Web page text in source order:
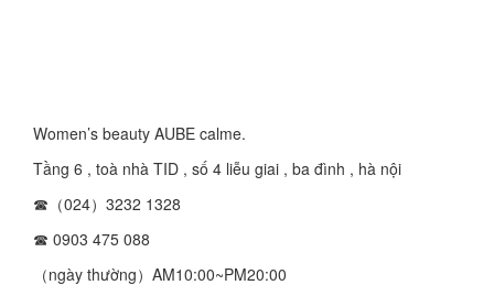
Women’s beauty AUBE calme.
Tầng 6 , toà nhà TID , số 4 liễu giai , ba đình , hà nội
☎︎（024）3232 1328
☎︎ 0903 475 088
（ngày thường）AM10:00~PM20:00